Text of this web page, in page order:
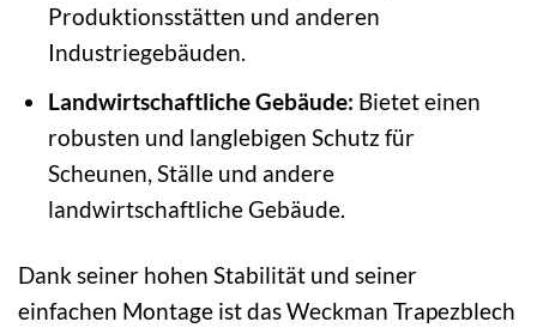
Produktionsstätten und anderen
Industriegebäuden.
Landwirtschaftliche Gebäude: Bietet einen
robusten und langlebigen Schutz für
Scheunen, Ställe und andere
landwirtschaftliche Gebäude.
Dank seiner hohen Stabilität und seiner
einfachen Montage ist das Weckman Trapezblech